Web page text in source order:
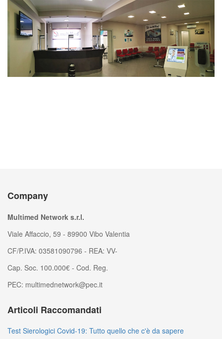
Company
Multimed Network s.r.l.
Viale Affaccio, 59 - 89900 Vibo Valentia
CF/P.IVA: 03581090796 - REA: VV-
Cap. Soc. 100.000€ - Cod. Reg.
PEC: multimednetwork@pec.it
Articoli Raccomandati
Test Sierologici Covid-19: Tutto quello che c'è da sapere